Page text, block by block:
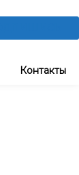
Контакты